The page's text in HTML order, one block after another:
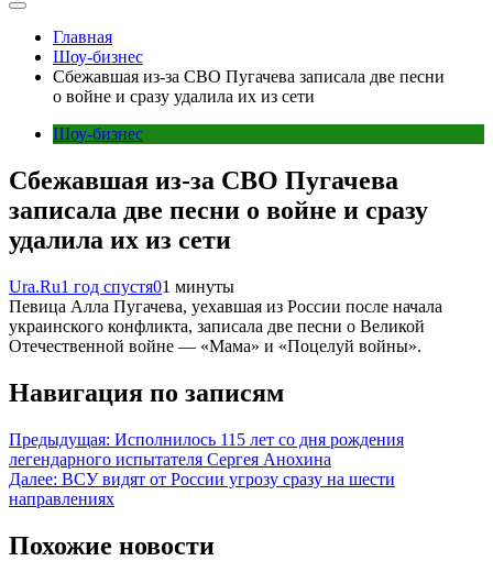
Главная
Шоу-бизнес
Сбежавшая из-за СВО Пугачева записала две песни
о войне и сразу удалила их из сети
Шоу-бизнес
Сбежавшая из-за СВО Пугачева
записала две песни о войне и сразу
удалила их из сети
Ura.Ru1 год спустя01 минуты
Певица Алла Пугачева, уехавшая из России после начала
украинского конфликта, записала две песни о Великой
Отечественной войне — «Мама» и «Поцелуй войны».
Навигация по записям
Предыдущая: Исполнилось 115 лет со дня рождения
легендарного испытателя Сергея Анохина
Далее: ВСУ видят от России угрозу сразу на шести
направлениях
Похожие новости